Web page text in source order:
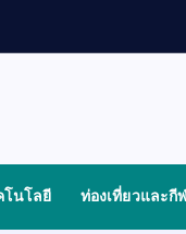
โนโลยี ท่องเที่ยวและกี